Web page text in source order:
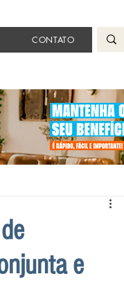
CONTATO
e